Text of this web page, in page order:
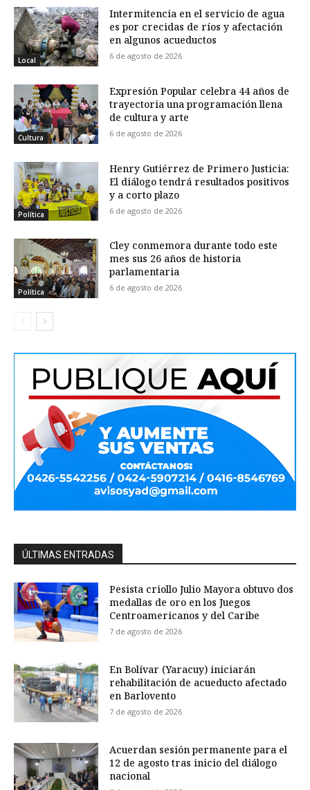
Local
Intermitencia en el servicio de agua
es por crecidas de ríos y afectación
en algunos acueductos
6 de agosto de 2026
Cultura
Expresión Popular celebra 44 años de
trayectoria una programación llena
de cultura y arte
6 de agosto de 2026
Política
Henry Gutiérrez de Primero Justicia:
El diálogo tendrá resultados positivos
y a corto plazo
6 de agosto de 2026
Política
Cley conmemora durante todo este
mes sus 26 años de historia
parlamentaria
6 de agosto de 2026
ÚLTIMAS ENTRADAS
Pesista criollo Julio Mayora obtuvo dos
medallas de oro en los Juegos
Centroamericanos y del Caribe
7 de agosto de 2026
En Bolívar (Yaracuy) iniciarán
rehabilitación de acueducto afectado
en Barlovento
7 de agosto de 2026
Acuerdan sesión permanente para el
12 de agosto tras inicio del diálogo
nacional